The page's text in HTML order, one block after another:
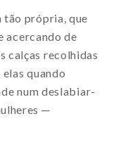
tão própria, que
acercando de
calças recolhidas
quando
num deslabiar-
─